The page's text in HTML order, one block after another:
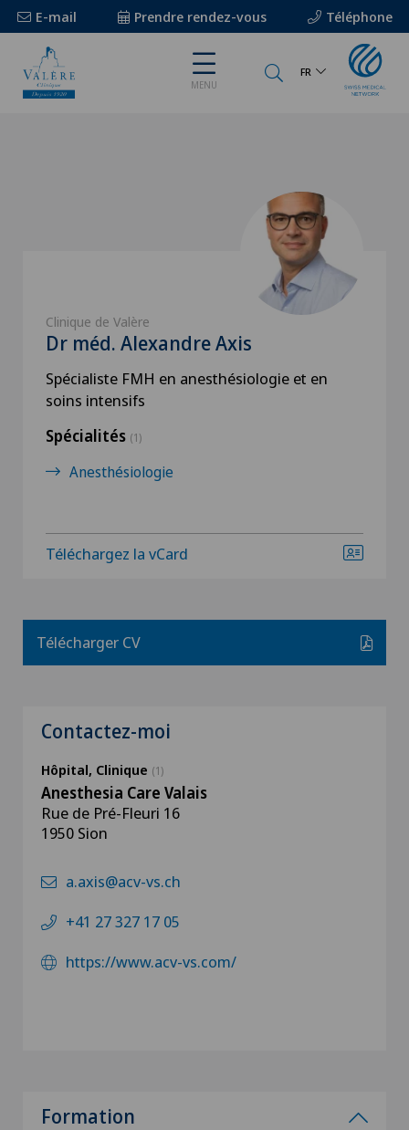
E-mail Prendre rendez-vous Téléphone
MENU
FR
Clinique de Valère
Dr méd. Alexandre Axis
Spécialiste FMH en anesthésiologie et en
soins intensifs
Spécialités (1)
Anesthésiologie
Téléchargez la vCard
Télécharger CV
Contactez-moi
Hôpital, Clinique (1)
Anesthesia Care Valais
Rue de Pré-Fleuri 16
1950 Sion
a.axis@acv-vs.ch
+41 27 327 17 05
https://www.acv-vs.com/
Formation